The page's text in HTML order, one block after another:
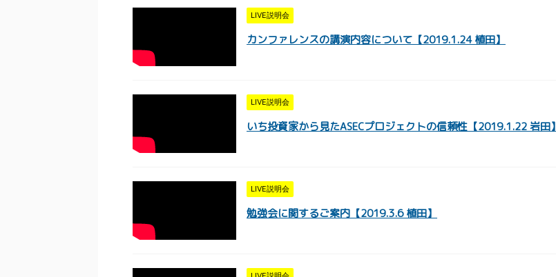
LIVE説明会
カンファレンスの講演内容について【2019.1.24 植田】
LIVE説明会
いち投資家から見たASECプロジェクトの信頼性【2019.1.22 岩田】
LIVE説明会
勉強会に関するご案内【2019.3.6 植田】